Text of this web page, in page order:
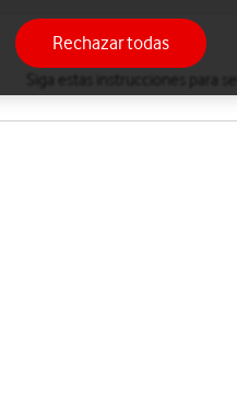
Rechazar todas